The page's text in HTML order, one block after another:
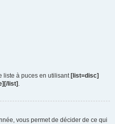
liste à puces en utilisant [list=disc]
list] .
vous permet de décider de ce qui